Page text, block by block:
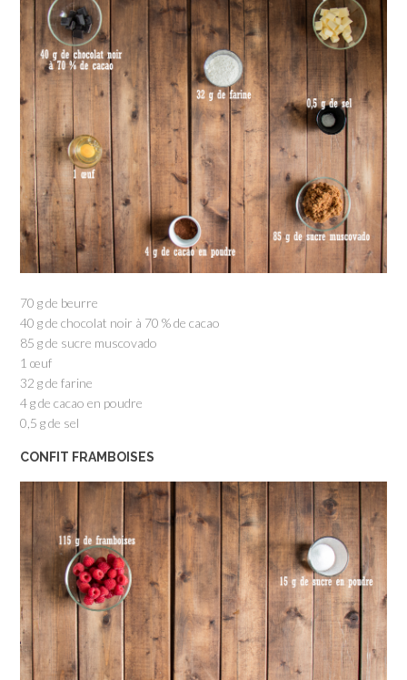
70 g de beurre
40 g de chocolat noir à 70 % de cacao
85 g de sucre muscovado
1 œuf
32 g de farine
4 g de cacao en poudre
0,5 g de sel
CONFIT FRAMBOISES